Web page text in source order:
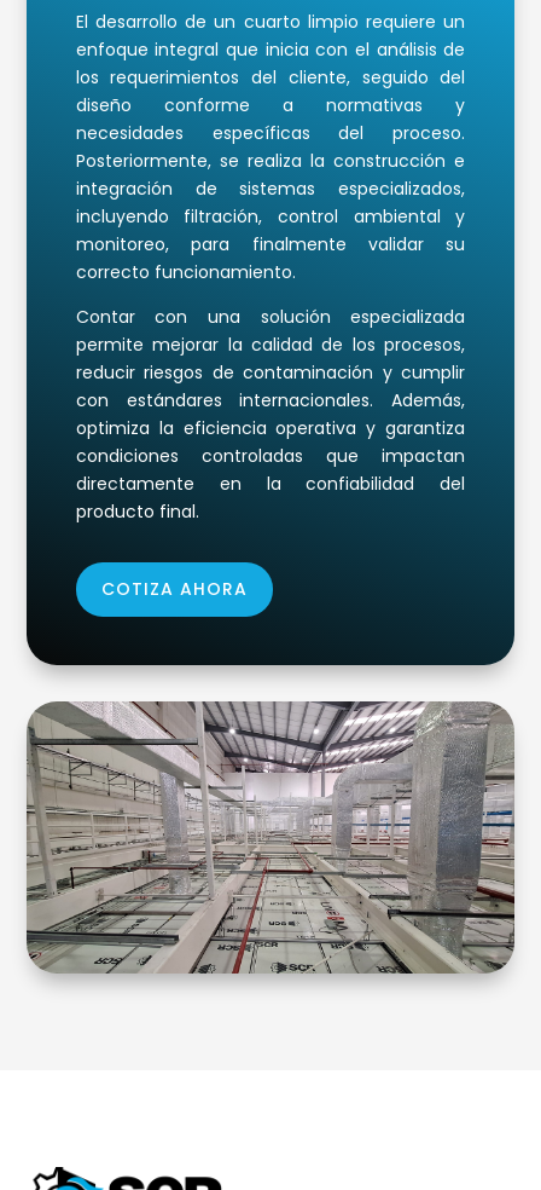
El desarrollo de un cuarto limpio requiere un
enfoque integral que inicia con el análisis de
los requerimientos del cliente, seguido del
diseño conforme a normativas y
necesidades específicas del proceso.
Posteriormente, se realiza la construcción e
integración de sistemas especializados,
incluyendo filtración, control ambiental y
monitoreo, para finalmente validar su
correcto funcionamiento.
Contar con una solución especializada
permite mejorar la calidad de los procesos,
reducir riesgos de contaminación y cumplir
con estándares internacionales. Además,
optimiza la eficiencia operativa y garantiza
condiciones controladas que impactan
directamente en la confiabilidad del
producto final.
COTIZA AHORA